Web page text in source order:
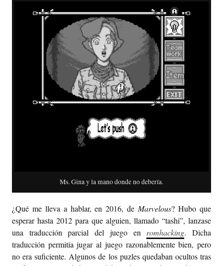
Ms. Gina y la mano donde no debería.
¿Qué me lleva a hablar, en 2016, deMarvelous? Hubo que
esperar hasta 2012 para que alguien, llamado “tashi”, lanzase
una traducción parcial del juego enromhacking. Dicha
traducción permitía jugar al juego razonablemente bien, pero
no era suficiente. Algunos de los puzles quedaban ocultos tras